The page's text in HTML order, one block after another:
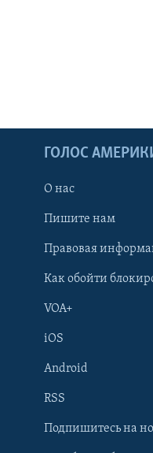
Learning English
ГОЛОС
О нас
Пишите нам
Правовая
Как обойти
VOA+
iOS
Android
RSS
Подпишитесь на